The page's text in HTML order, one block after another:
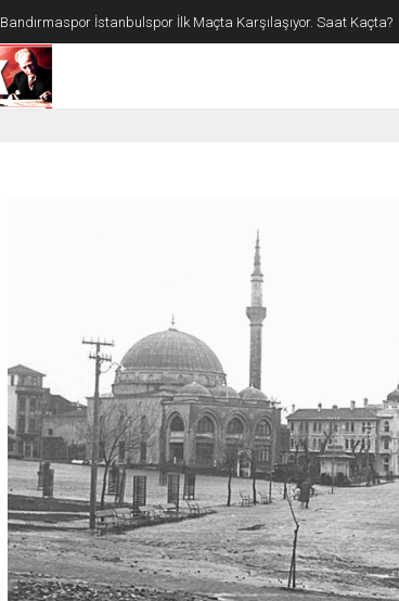
Bandırmaspor İstanbulspor İlk Maçta Karşılaşıyor. Saat Kaçta?